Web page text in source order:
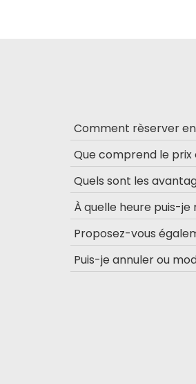
Comment rèserver
Que comprend le prix
Quels sont les
À quelle heure puis-
Proposez-vous
Puis-je annuler ou